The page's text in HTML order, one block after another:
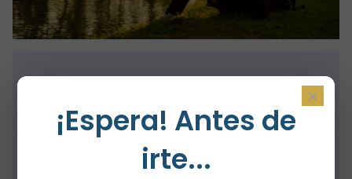
admisión
×
¡Espera! Antes de
irte...